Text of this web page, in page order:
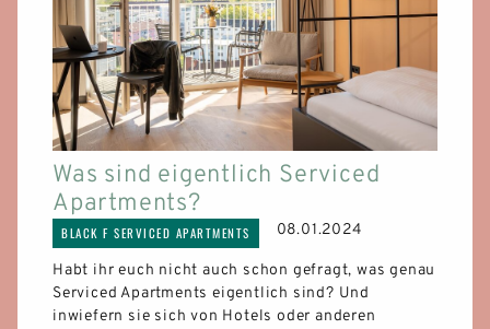
Was sind eigentlich Serviced
Apartments?
BLACK F SERVICED APARTMENTS 08.01.2024
Habt ihr euch nicht auch schon gefragt, was genau
Serviced Apartments eigentlich sind? Und
inwiefern sie sich von Hotels oder anderen